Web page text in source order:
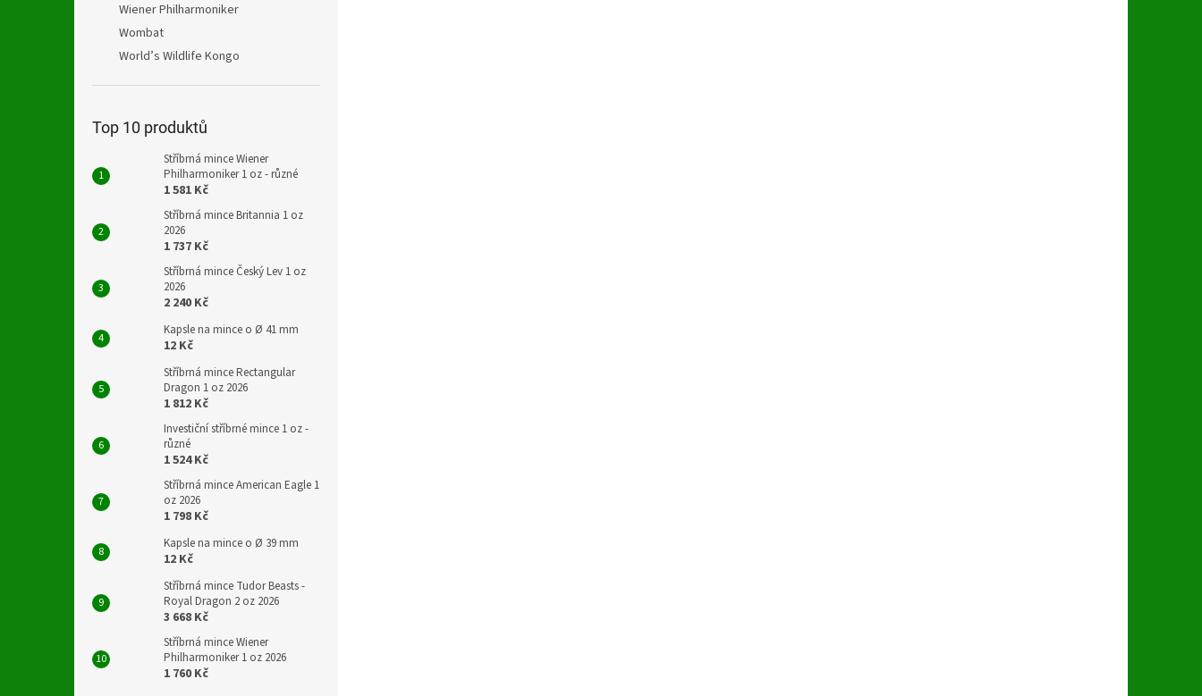
Wiener Philharmoniker
Wombat
World’s Wildlife Kongo
Top 10 produktů
Stříbrná mince Wiener
Philharmoniker 1 oz - různé
1 581 Kč
Stříbrná mince Britannia 1 oz
2026
1 737 Kč
Stříbrná mince Český Lev 1 oz
2026
2 240 Kč
Kapsle na mince o Ø 41 mm
12 Kč
Stříbrná mince Rectangular
Dragon 1 oz 2026
1 812 Kč
Investiční stříbrné mince 1 oz -
různé
1 524 Kč
Stříbrná mince American Eagle 1
oz 2026
1 798 Kč
Kapsle na mince o Ø 39 mm
12 Kč
Stříbrná mince Tudor Beasts -
Royal Dragon 2 oz 2026
3 668 Kč
Stříbrná mince Wiener
Philharmoniker 1 oz 2026
1 760 Kč